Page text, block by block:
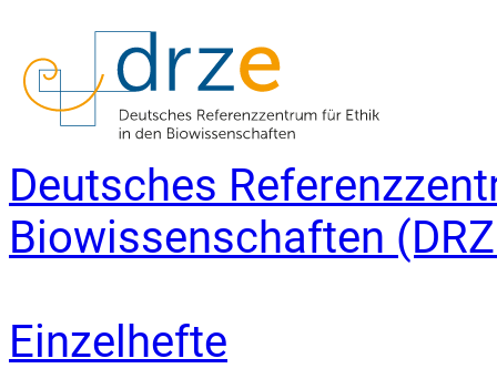
Deutsches
Biowissenschaften
Einzelhefte